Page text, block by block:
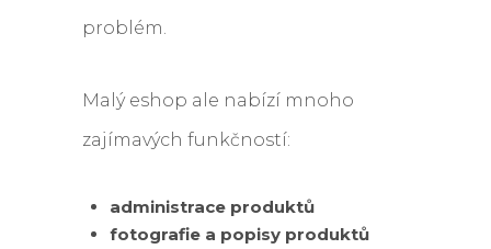
problém.
Malý eshop ale nabízí mnoho
zajímavých funkčností:
administrace produktů
fotografie a popisy produktů